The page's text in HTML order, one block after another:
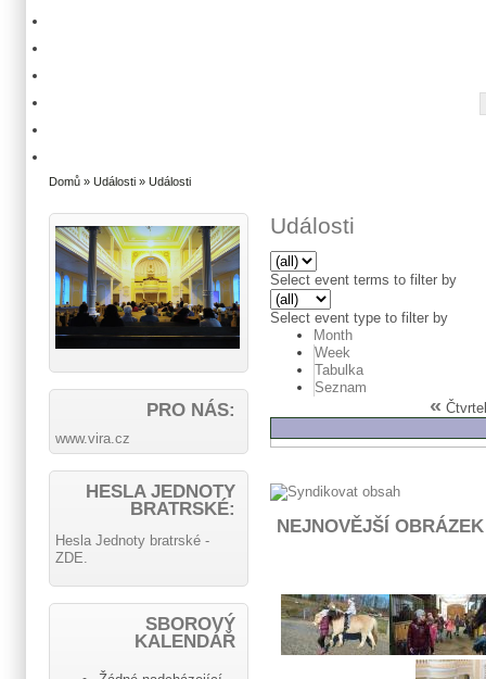
Domů » Události » Události
Události
Select event terms to filter by
Select event type to filter by
Month
Week
Tabulka
Seznam
«
NEJNOVĚJŠÍ OBRÁZEK
PRO NÁS:
www.vira.cz
HESLA JEDNOTY
BRATRSKÉ:
Hesla Jednoty bratrské -
ZDE.
SBOROVÝ
KALENDÁŘ